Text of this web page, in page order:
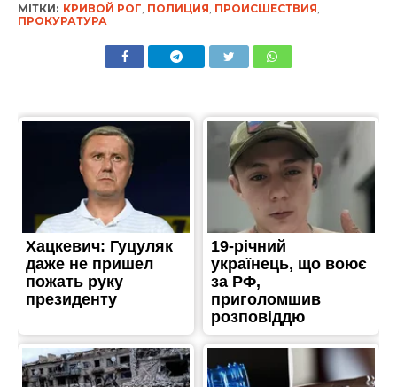
МІТКИ: КРИВОЙ РОГ ПОЛИЦИЯ ПРОИСШЕСТВИЯ
ПРОКУРАТУРА